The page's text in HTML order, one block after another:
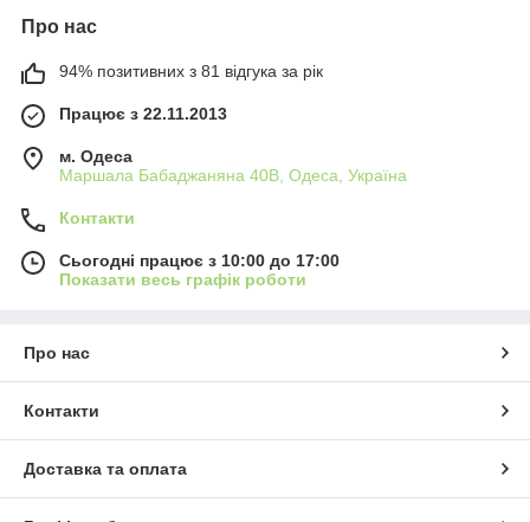
Про нас
94% позитивних з 81 відгука за рік
Працює з 22.11.2013
м. Одеса
Маршала Бабаджаняна 40В, Одеса, Україна
Контакти
Сьогодні працює з 10:00 до 17:00
Показати весь графік роботи
Про нас
Контакти
Доставка та оплата